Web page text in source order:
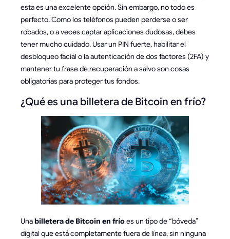
esta es una excelente opción. Sin embargo, no todo es
perfecto. Como los teléfonos pueden perderse o ser
robados, o a veces captar aplicaciones dudosas, debes
tener mucho cuidado. Usar un PIN fuerte, habilitar el
desbloqueo facial o la autenticación de dos factores (2FA) y
mantener tu frase de recuperación a salvo son cosas
obligatorias para proteger tus fondos.
¿Qué es una billetera de Bitcoin en frío?
Unabilletera de Bitcoin en fríoes un tipo de “bóveda”
digital que está completamente fuera de línea, sin ninguna